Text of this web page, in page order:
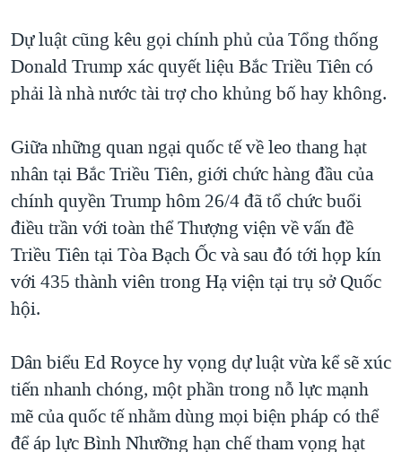
Dự luật cũng kêu gọi chính phủ của Tổng thống
Donald Trump xác quyết liệu Bắc Triều Tiên có
phải là nhà nước tài trợ cho khủng bố hay không.
Giữa những quan ngại quốc tế về leo thang hạt
nhân tại Bắc Triều Tiên, giới chức hàng đầu của
chính quyền Trump hôm 26/4 đã tổ chức buổi
điều trần với toàn thể Thượng viện về vấn đề
Triều Tiên tại Tòa Bạch Ốc và sau đó tới họp kín
với 435 thành viên trong Hạ viện tại trụ sở Quốc
hội.
Dân biểu Ed Royce hy vọng dự luật vừa kể sẽ xúc
tiến nhanh chóng, một phần trong nỗ lực mạnh
mẽ của quốc tế nhằm dùng mọi biện pháp có thể
để áp lực Bình Nhưỡng hạn chế tham vọng hạt